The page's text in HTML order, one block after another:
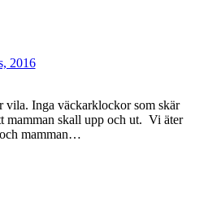
2016
vila. Inga väckarklockor som skär
mamman skall upp och ut. Vi äter
mamman…